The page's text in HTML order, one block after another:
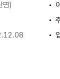
면)